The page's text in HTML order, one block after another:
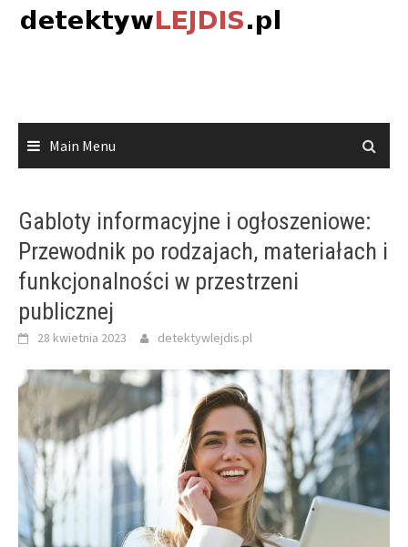
Main Menu
Gabloty informacyjne i ogłoszeniowe:
Przewodnik po rodzajach, materiałach i
funkcjonalności w przestrzeni
publicznej
28 kwietnia 2023 detektywlejdis.pl